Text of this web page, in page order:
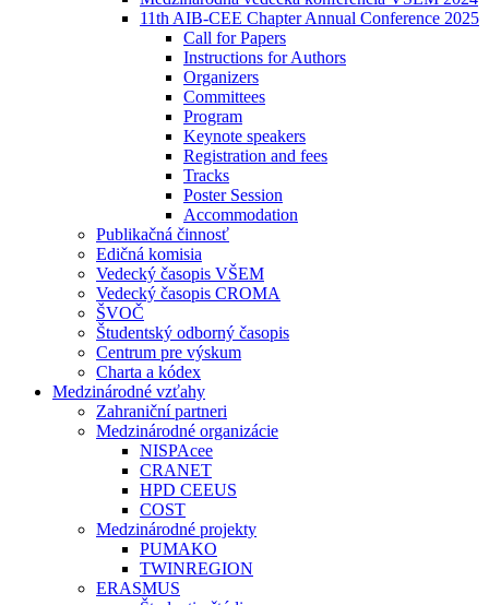
11th AIB-CEE Chapter Annual Conference 2025
Call for Papers
Instructions for Authors
Organizers
Committees
Program
Keynote speakers
Registration and fees
Tracks
Poster Session
Accommodation
Publikačná činnosť
Edičná komisia
Vedecký časopis VŠEM
Vedecký časopis CROMA
ŠVOČ
Študentský odborný časopis
Centrum pre výskum
Charta a kódex
Medzinárodné vzťahy
Zahraniční partneri
Medzinárodné organizácie
NISPAcee
CRANET
HPD CEEUS
COST
Medzinárodné projekty
PUMAKO
TWINREGION
ERASMUS